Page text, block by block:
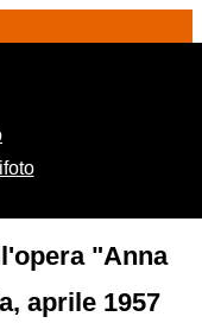
"Anna
aprile 1957